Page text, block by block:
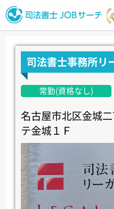
司法書士事務所リ
常勤(資格なし)
名古屋市北区金城
テ金城１Ｆ